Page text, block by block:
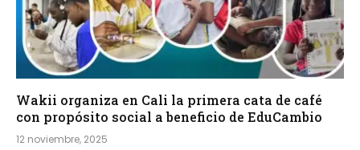
Wakii organiza en Cali la primera cata de café
con propósito social a beneficio de EduCambio
12 noviembre, 2025